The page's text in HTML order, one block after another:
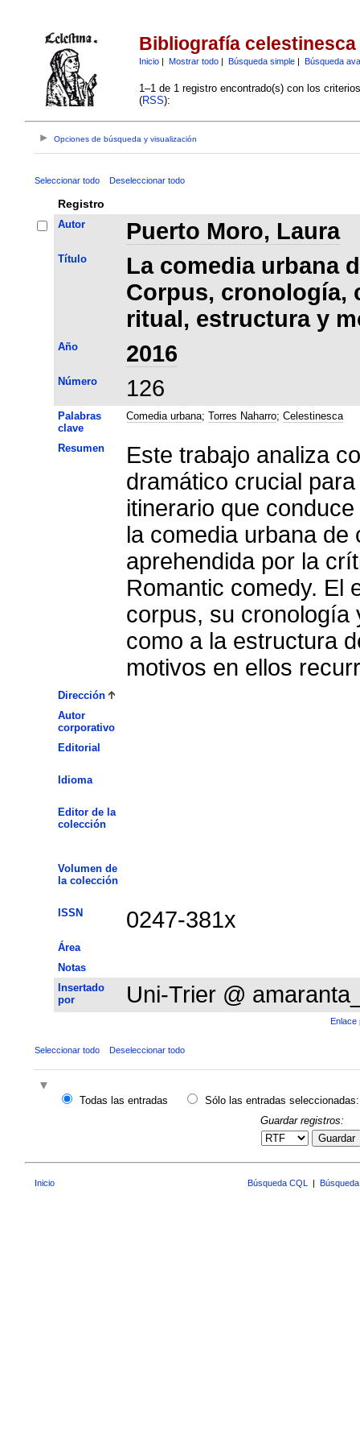
Bibliografía celestinesca
Inicio| Mostrar todo| Búsqueda simple| Búsqueda
1–1 de 1 registro encontrado(s) con los
(RSS):
Opciones de búsqueda y visualización
Seleccionar todo Deseleccionar todo
Registro
Autor Puerto Moro, Laura
Título
La comedia urbana
Corpus, cronología,
ritual, estructura y
Año 2016
Número 126
Palabras
clave
Comedia urbana; Torres Naharro; Celestinesca
Resumen
Este trabajo analiza
dramático crucial
itinerario que
la comedia urbana
aprehendida por la
Romantic comedy. El
corpus, su cronología
como a la estructura
motivos en ellos
Dirección
Autor
corporativo
Editorial
Idioma
Editor de la
colección
Volumen de
la colección
ISSN 0247-381x
Área
Notas
Insertado
por
Uni-Trier @
Enlace
Seleccionar todo Deseleccionar todo
Todas las entradas
Sólo las entradas seleccionadas:
Guardar registros:
Guardar
Inicio Búsqueda CQL